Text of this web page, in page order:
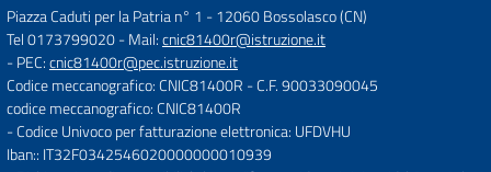
Piazza Caduti per la Patria n° 1 -12060 Bossolasco (CN)
Tel 0173799020- Mail:cnic81400r@istruzione.it
- PEC:cnic81400r@pec.istruzione.it
Codice meccanografico: CNIC81400R - C.F. 90033090045
codice meccanografico: CNIC81400R
- Codice Univoco per fatturazione elettronica: UFDVHU
Iban:: IT32F0342546020000000010939